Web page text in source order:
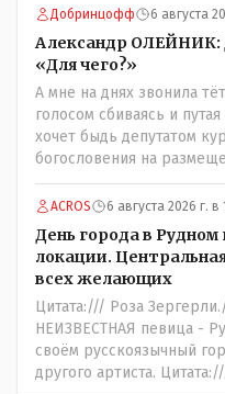
участками,// Интересно: -
антикорруционный
киргизское население //
Административный
уездного начальника,
помощников и двух
управлении выделились
городской управы.
ветеринарный врачи,
фельдшер, открылась
по нынешнему. Цитата:///
Константиновича в
установили памятник.//
которые топят за
названий?Какие
делать что то за вас- -
инициативную группу,
гор.маслихат и без
Добринцофф 6 августа
Александр ОЛЕЙНИК:
«Для чего?»
А мне на днях звонила
голосом сбиваясь и
хочет быдь депутатом
богословения на
материалов на фасаде и
честно сказал,что от
людей нет никакой,а
магазин как платформу
обещаний я не
закончился.
ACROS 6 августа 2026 г. в
День города в Рудном
локации.
всех желающих
Цитата:/// Роза
НЕИЗВЕСТНАЯ певица -
своём русскоязычный
другого артиста.